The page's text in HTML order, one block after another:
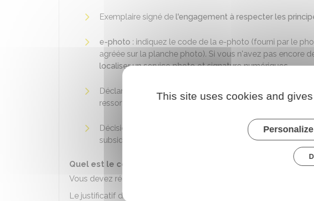
Exemplaire signé de l'engagement à respecter les
e-photo : indiquez le code de la e-photo (fourni par le
agréée sur la planche photo). Si vous n'avez pas encore
localiser un service photo et signature numériques.
Déclaration sur l'honneur de non polygamie
en France si
ressortissant d'un pays qui l'autorise
Décision de l'Ofpra ou de la
vous attribuant le
subsidiaire
Quel est le coût de la carte de séjour ?
Vous devez régler
Le justificatif de paiement du droit de timbre est demandé lors de
This site uses cookies and
Personalize